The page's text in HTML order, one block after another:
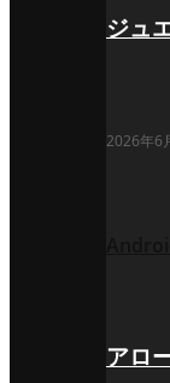
ジュ
2026年6
アロ